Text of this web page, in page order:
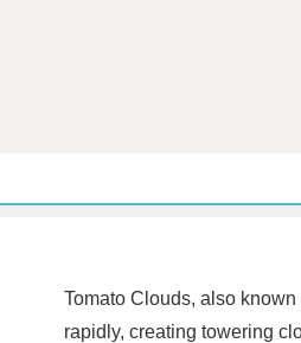
Tomato Clouds, also
rapidly, creating towering